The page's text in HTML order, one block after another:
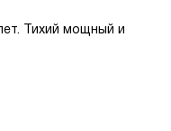
Тихий мощный и